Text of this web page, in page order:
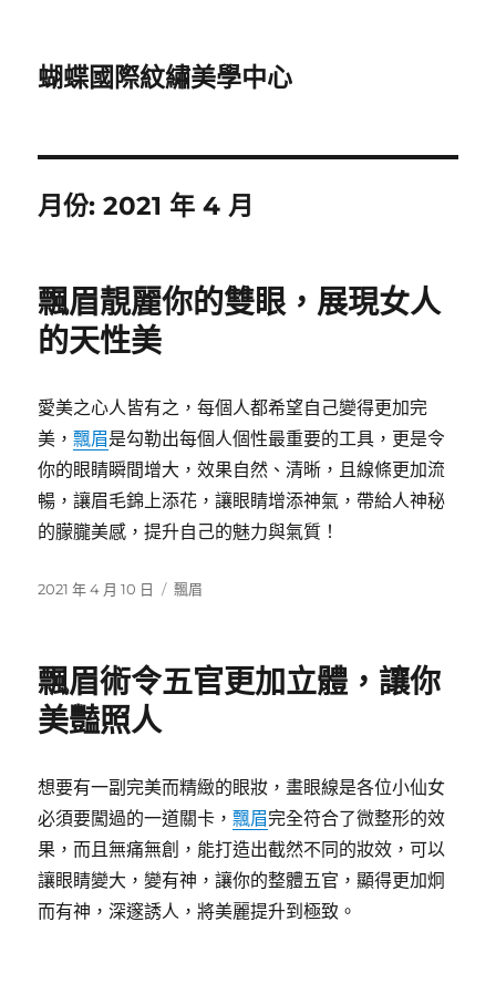
蝴蝶國際紋繡美學中心
月份:2021 年 4 月
飄眉靚麗你的雙眼，展現女人
的天性美
愛美之心人皆有之，每個人都希望自己變得更加完
美，飄眉是勾勒出每個人個性最重要的工具，更是令
你的眼睛瞬間增大，效果自然、清晰，且線條更加流
暢，讓眉毛錦上添花，讓眼睛增添神氣，帶給人神秘
的朦朧美感，提升自己的魅力與氣質！
發
2021 年 4 月 10 日
分
飄眉
飄眉術令五官更加立體，讓你
美豔照人
想要有一副完美而精緻的眼妝，畫眼線是各位小仙女
必須要闖過的一道關卡，飄眉完全符合了微整形的效
果，而且無痛無創，能打造出截然不同的妝效，可以
讓眼睛變大，變有神，讓你的整體五官，顯得更加炯
而有神，深邃誘人，將美麗提升到極致。